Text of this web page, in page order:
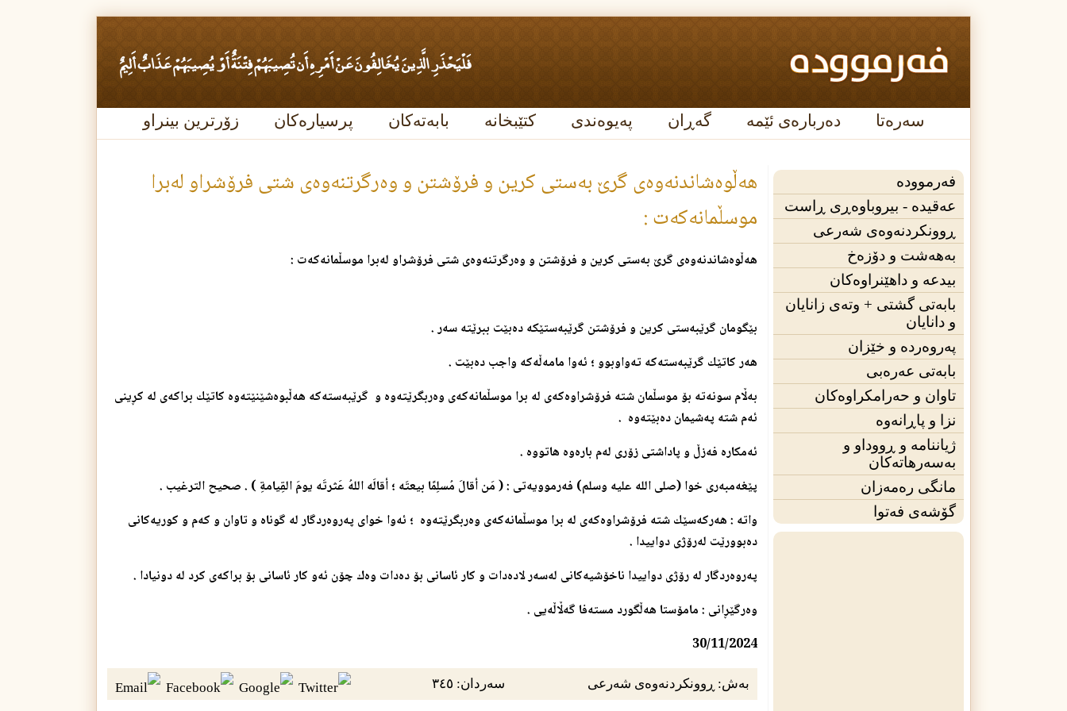
سەرەتا دەربارەی ئێمە گەڕان پەیوەندی کتێبخانە بابەتەکان پرسیارەکان زۆرترین بینراو
فەرموودە
عه‌قیده‌ - بیروباوەڕی ڕاست
ڕوونکردنەوەی شەرعی
بەهەشت و دۆزەخ
بیدعە و داهێنراوەکان
بابەتی گشتی + وته‌ی زانایان
و دانایان
پەروەردە و خێزان
بابەتی عەرەبی
تاوان و حەرامکراوەکان
نزا و پاڕانەوە
ژیاننامه‌ و ڕووداو و
بەسەرهاتەکان
مانگی ره‌مه‌زان
گۆشەی فه‌توا
هه‌ڵوه‌شاندنه‌وه‌ی گرێ به‌ستی كرین و فرۆشتن و وه‌رگرتنه‌وه‌ی شتی فرۆشراو له‌برا
موسڵمانه‌كه‌ت :
هه‌ڵوه‌شاندنه‌وه‌ی گرێ به‌ستی كرین و فرۆشتن و وه‌رگرتنه‌وه‌ی شتی فرۆشراو له‌برا موسڵمانه‌كه‌ت :
بێگومان گرێبه‌ستی كرین و فرۆشتن گرێبه‌ستێكه‌‌ ده‌بێت ببرێته‌ سه‌ر .
هه‌ر كاتێك گرێبه‌سته‌كه‌ ته‌واوبوو ؛ ئه‌وا مامه‌ڵه‌كه‌‌ واجب ده‌بێت .
به‌ڵام سونه‌ته‌ بۆ موسڵمان شته‌ فرۆشراوه‌كه‌ی له‌ برا موسڵمانه‌كه‌ی وه‌ربگرێته‌وه و‌ گرێبه‌سته‌كه‌ هه‌ڵبوه‌شێنێته‌وه‌ كاتێك براكه‌ی له‌ كڕینی
ئه‌م شته‌‌ په‌شیمان ده‌بێته‌وه‌ .
ئه‌مكاره‌ فه‌زڵ و پاداشتی زۆری له‌م باره‌‌وه‌ هاتووه‌ .
پێغه‌مبه‌ری خوا (صلی الله علیه وسلم) فه‌رموویه‌تی :( مَن أقالَ مُسلِمًا بيعتَه ؛ أقالَه اللهُ عَثرتَه يومَ القِيامةِ ) . صحيح الترغيب .
واته‌ : هه‌ركه‌سێك شته‌ فرۆشراوه‌كه‌ی له‌ برا موسڵمانه‌كه‌ی وه‌ربگرێته‌وه‌ ؛ ئه‌وا خوای په‌روه‌ردگار له‌ گوناه و تاوان و كه‌م و كوریه‌كانی
ده‌بوورێت له‌رۆژی دواییدا .
په‌روه‌ردگار له‌ رۆژی دواییدا ناخۆشیه‌كانی له‌سه‌ر لاده‌دات و كار ئاسانی بۆ ده‌دات وه‌ك چۆن ئه‌و كار ئاسانی بۆ براكه‌ی كرد له‌ دونیادا .
وه‌رگێڕانی : مامۆستا هه‌ڵگورد مسته‌فا گه‌ڵاڵه‌یی .
30/11/2024
بەش: ڕوونکردنەوەی شەرعی سەردان: ٣٤٥